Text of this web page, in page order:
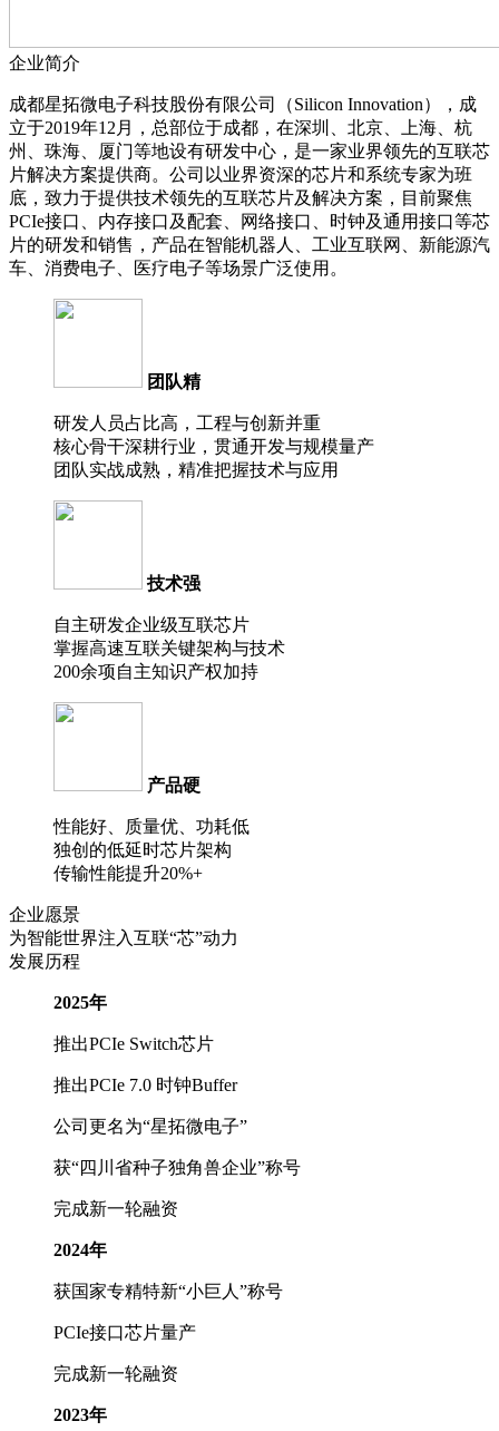
企业简介
成都星拓微电子科技股份有限公司（Silicon Innovation），成
立于2019年12月，总部位于成都，在深圳、北京、上海、杭
州、珠海、厦门等地设有研发中心，是一家业界领先的互联芯
片解决方案提供商。公司以业界资深的芯片和系统专家为班
底，致力于提供技术领先的互联芯片及解决方案，目前聚焦
PCIe接口、内存接口及配套、网络接口、时钟及通用接口等芯
片的研发和销售，产品在智能机器人、工业互联网、新能源汽
车、消费电子、医疗电子等场景广泛使用。
团队精
研发人员占比高，工程与创新并重
核心骨干深耕行业，贯通开发与规模量产
团队实战成熟，精准把握技术与应用
技术强
自主研发企业级互联芯片
掌握高速互联关键架构与技术
200余项自主知识产权加持
产品硬
性能好、质量优、功耗低
独创的低延时芯片架构
传输性能提升20%+
企业愿景
为智能世界注入互联“芯”动力
发展历程
2025年
推出PCIe Switch芯片
推出PCIe 7.0 时钟Buffer
公司更名为“星拓微电子”
获“四川省种子独角兽企业”称号
完成新一轮融资
2024年
获国家专精特新“小巨人”称号
PCIe接口芯片量产
完成新一轮融资
2023年